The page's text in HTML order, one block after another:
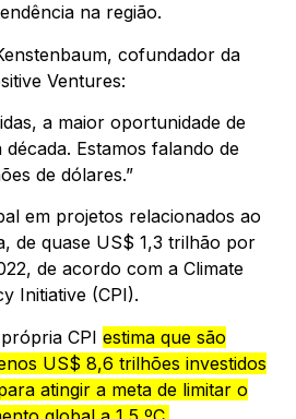
na região.
cofundador da
Ventures:
a maior oportunidade de
década. Estamos falando de
de dólares.”
em projetos relacionados ao
de quase US$ 1,3 trilhão por
de acordo com a Climate
Initiative (CPI).
CPI estima que são
US$ 8,6 trilhões investidos
atingir a meta de limitar o